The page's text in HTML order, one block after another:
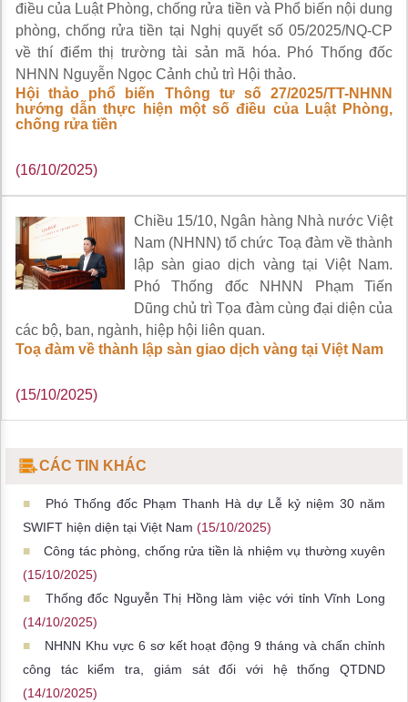
Hội thảo phổ biến Thông tư số 27/2025/TT-NHNN
hướng dẫn thực hiện một số điều của Luật Phòng,
chống rửa tiền
điều của Luật Phòng, chống rửa tiền và Phổ biến nội dung
phòng, chống rửa tiền tại Nghị quyết số 05/2025/NQ-CP
về thí điểm thị trường tài sản mã hóa. Phó Thống đốc
NHNN Nguyễn Ngọc Cảnh chủ trì Hội thảo.
(16/10/2025)
Toạ đàm về thành lập sàn giao dịch vàng tại Việt Nam
Chiều 15/10, Ngân hàng Nhà nước Việt
Nam (NHNN) tổ chức Toạ đàm về thành
lập sàn giao dịch vàng tại Việt Nam.
Phó Thống đốc NHNN Phạm Tiến
Dũng chủ trì Tọa đàm cùng đại diện của
các bộ, ban, ngành, hiệp hội liên quan.
(15/10/2025)
CÁC TIN KHÁC
Phó Thống đốc Phạm Thanh Hà dự Lễ kỷ niệm 30 năm
SWIFT hiện diện tại Việt Nam (15/10/2025)
Công tác phòng, chống rửa tiền là nhiệm vụ thường xuyên
(15/10/2025)
Thống đốc Nguyễn Thị Hồng làm việc với tỉnh Vĩnh Long
(14/10/2025)
NHNN Khu vực 6 sơ kết hoạt động 9 tháng và chấn chỉnh
công tác kiểm tra, giám sát đối với hệ thống QTDND
(14/10/2025)